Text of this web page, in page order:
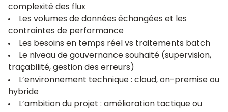
complexité des flux
Les volumes de données échangées et les
contraintes de performance
Les besoins en temps réel vs traitements batch
Le niveau de gouvernance souhaité (supervision,
traçabilité, gestion des erreurs)
L’environnement technique : cloud, on-premise ou
hybride
L’ambition du projet : amélioration tactique ou